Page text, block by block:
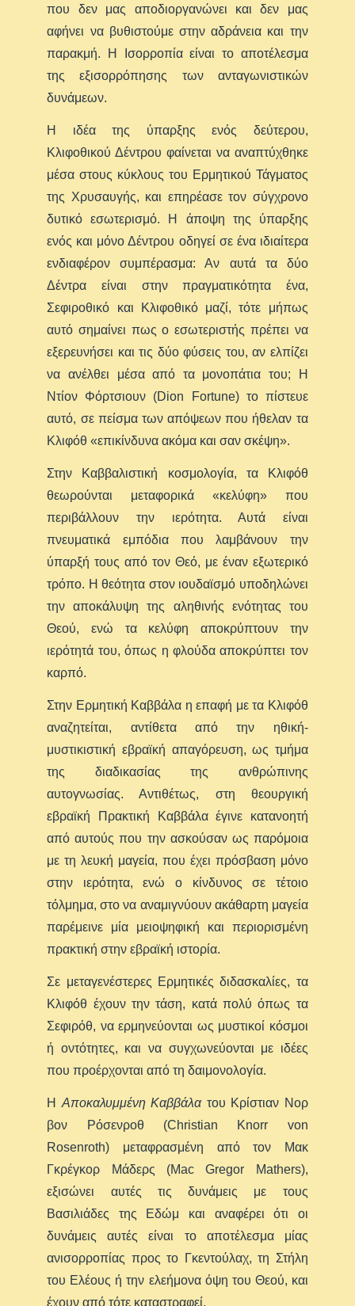
που δεν μας αποδιοργανώνει και δεν μας
αφήνει να βυθιστούμε στην αδράνεια και την
παρακμή. Η Ισορροπία είναι το αποτέλεσμα
της εξισορρόπησης των ανταγωνιστικών
δυνάμεων.
Η ιδέα της ύπαρξης ενός δεύτερου,
Κλιφοθικού Δέντρου φαίνεται να αναπτύχθηκε
μέσα στους κύκλους του Ερμητικού Τάγματος
της Χρυσαυγής, και επηρέασε τον σύγχρονο
δυτικό εσωτερισμό. Η άποψη της ύπαρξης
ενός και μόνο Δέντρου οδηγεί σε ένα ιδιαίτερα
ενδιαφέρον συμπέρασμα: Αν αυτά τα δύο
Δέντρα είναι στην πραγματικότητα ένα,
Σεφιροθικό και Κλιφοθικό μαζί, τότε μήπως
αυτό σημαίνει πως ο εσωτεριστής πρέπει να
εξερευνήσει και τις δύο φύσεις του, αν ελπίζει
να ανέλθει μέσα από τα μονοπάτια του; Η
Ντίον Φόρτσιουν (Dion Fortune) το πίστευε
αυτό, σε πείσμα των απόψεων που ήθελαν τα
Κλιφόθ «επικίνδυνα ακόμα και σαν σκέψη».
Στην Καββαλιστική κοσμολογία, τα Κλιφόθ
θεωρούνται μεταφορικά «κελύφη» που
περιβάλλουν την ιερότητα. Αυτά είναι
πνευματικά εμπόδια που λαμβάνουν την
ύπαρξή τους από τον Θεό, με έναν εξωτερικό
τρόπο. Η θεότητα στον ιουδαϊσμό υποδηλώνει
την αποκάλυψη της αληθινής ενότητας του
Θεού, ενώ τα κελύφη αποκρύπτουν την
ιερότητά του, όπως η φλούδα αποκρύπτει τον
καρπό.
Στην Ερμητική Καββάλα η επαφή με τα Κλιφόθ
αναζητείται, αντίθετα από την ηθική-
μυστικιστική εβραϊκή απαγόρευση, ως τμήμα
της διαδικασίας της ανθρώπινης
αυτογνωσίας. Αντιθέτως, στη θεουργική
εβραϊκή Πρακτική Καββάλα έγινε κατανοητή
από αυτούς που την ασκούσαν ως παρόμοια
με τη λευκή μαγεία, που έχει πρόσβαση μόνο
στην ιερότητα, ενώ ο κίνδυνος σε τέτοιο
τόλμημα, στο να αναμιγνύουν ακάθαρτη μαγεία
παρέμεινε μία μειοψηφική και περιορισμένη
πρακτική στην εβραϊκή ιστορία.
Σε μεταγενέστερες Ερμητικές διδασκαλίες, τα
Κλιφόθ έχουν την τάση, κατά πολύ όπως τα
Σεφιρόθ, να ερμηνεύονται ως μυστικοί κόσμοι
ή οντότητες, και να συγχωνεύονται με ιδέες
που προέρχονται από τη δαιμονολογία.
Η Αποκαλυμμένη Καββάλα του Κρίστιαν Νορ
βον Ρόσενροθ (Christian Knorr von
Rosenroth) μεταφρασμένη από τον Μακ
Γκρέγκορ Μάδερς (Mac Gregor Mathers),
εξισώνει αυτές τις δυνάμεις με τους
Βασιλιάδες της Εδώμ και αναφέρει ότι οι
δυνάμεις αυτές είναι το αποτέλεσμα μίας
ανισορροπίας προς το Γκεντούλαχ, τη Στήλη
του Ελέους ή την ελεήμονα όψη του Θεού, και
έχουν από τότε καταστραφεί.